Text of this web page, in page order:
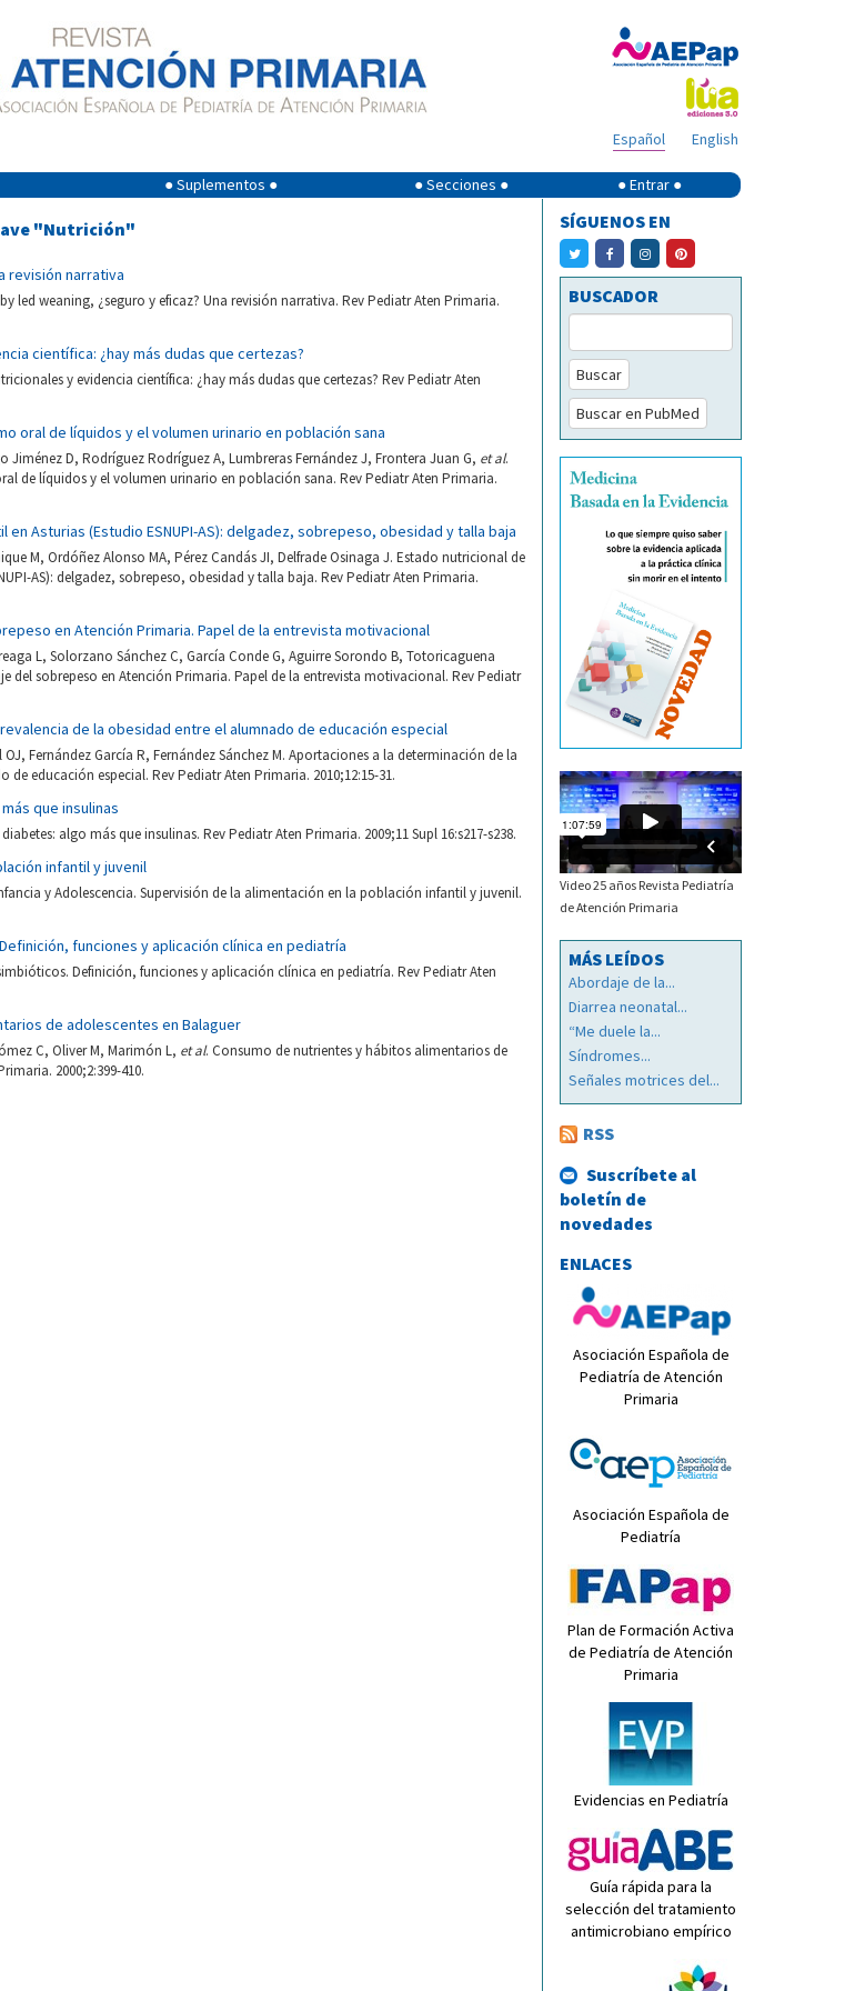
English
Español
● Suplementos ● ● Secciones ● ● Entrar ●
"Nutrición"
revisión narrativa
led weaning, ¿seguro y eficaz? Una revisión narrativa. Rev Pediatr Aten Primaria.
científica: ¿hay más dudas que certezas?
y evidencia científica: ¿hay más dudas que certezas? Rev Pediatr Aten
oral de líquidos y el volumen urinario en población sana
Jiménez D, Rodríguez Rodríguez A, Lumbreras Fernández J, Frontera Juan G, et al.
de líquidos y el volumen urinario en población sana. Rev Pediatr Aten Primaria.
Asturias (Estudio ESNUPI-AS): delgadez, sobrepeso, obesidad y talla baja
M, Ordóñez Alonso MA, Pérez Candás JI, Delfrade Osinaga J. Estado nutricional de
AS): delgadez, sobrepeso, obesidad y talla baja. Rev Pediatr Aten Primaria.
en Atención Primaria. Papel de la entrevista motivacional
L, Solorzano Sánchez C, García Conde G, Aguirre Sorondo B, Totoricaguena
del sobrepeso en Atención Primaria. Papel de la entrevista motivacional. Rev Pediatr
de la obesidad entre el alumnado de educación especial
Fernández García R, Fernández Sánchez M. Aportaciones a la determinación de la
educación especial. Rev Pediatr Aten Primaria. 2010;12:15-31.
que insulinas
algo más que insulinas. Rev Pediatr Aten Primaria. 2009;11 Supl 16:s217-s238.
infantil y juvenil
y Adolescencia. Supervisión de la alimentación en la población infantil y juvenil.
funciones y aplicación clínica en pediatría
Definición, funciones y aplicación clínica en pediatría. Rev Pediatr Aten
de adolescentes en Balaguer
C, Oliver M, Marimón L, et al. Consumo de nutrientes y hábitos alimentarios de
2000;2:399-410.
SÍGUENOS EN
BUSCADOR
Buscar
Buscar en PubMed
Video 25 años Revista Pediatría
de Atención Primaria
MÁS LEÍDOS
Abordaje de la...
Diarrea neonatal...
“Me duele la...
Síndromes...
Señales motrices del...
RSS
Suscríbete al
boletín de
novedades
ENLACES
Asociación Española de
Pediatría de Atención
Primaria
Asociación Española de
Pediatría
Plan de Formación Activa
de Pediatría de Atención
Primaria
Evidencias en Pediatría
Guía rápida para la
selección del tratamiento
antimicrobiano empírico